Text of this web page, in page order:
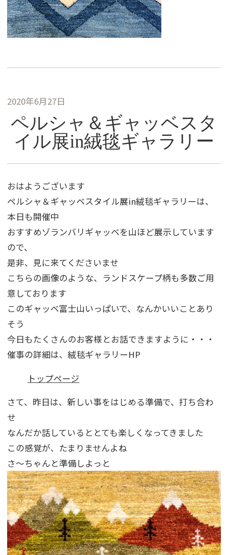
2020年6月27日
ペルシャ＆ギャッベスタ
イル展in絨毯ギャラリー
おはようございます
ペルシャ＆ギャッベスタイル展in絨毯ギャラリーは、
本日も開催中
おすすめゾランバリギャッベを山ほど展示しています
ので、
是非、見に来てくださいませ
こちらの画像のような、ランドスケープ柄も多数ご用
意しております
このギャッベ富士山いっぱいで、なんかいいことあり
そう
今日もたくさんのお客様とお話できますように・・・
催事の詳細は、絨毯ギャラリーHP
トップページ
さて、昨日は、新しい事をはじめる準備で、打ち合わ
せ
なんだか話しているととても楽しくなってきました
この感覚が、たまりませんよね
さ～ちゃんと準備しよっと